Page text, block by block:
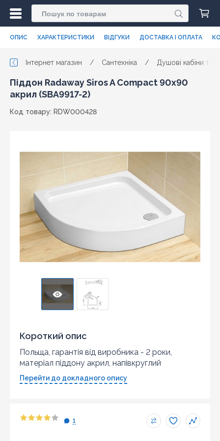
ОПИС ХАРАКТЕРИСТИКИ ВІДГУКИ ДОСТАВКА І ОПЛАТА
Інтернет магазин / Сантехніка / Душові кабіни та
Піддон Radaway Siros A Compact 90x90
акрил (SBA9917-2)
Код товару: RDW000428
Короткий опис
Польща, гарантія від виробника - 2 роки,
матеріал піддону акрил, напівкруглий
Перейти до докладного опису
1